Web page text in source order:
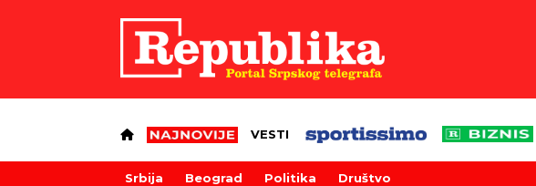
VESTI
Srbija Beograd Politika Društvo